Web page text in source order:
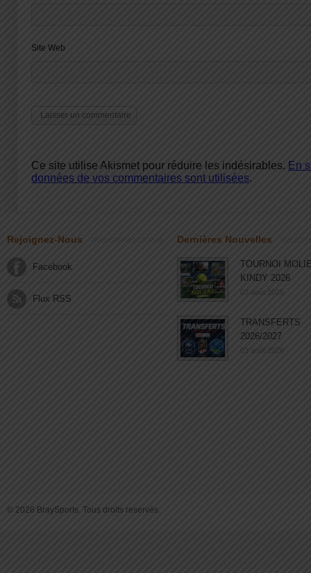
Site Web
Ce site utilise Akismet pour réduire les indésirables. En
données de vos commentaires sont utilisées.
Rejoignez-Nous
Facebook
Flux RSS
Dernières Nouvelles
TOURNOI
KINDY 2026
03 août 2026
TRANSFERTS
2026/2027
03 août 2026
© 2026 BraySports. Tous droits reservés.